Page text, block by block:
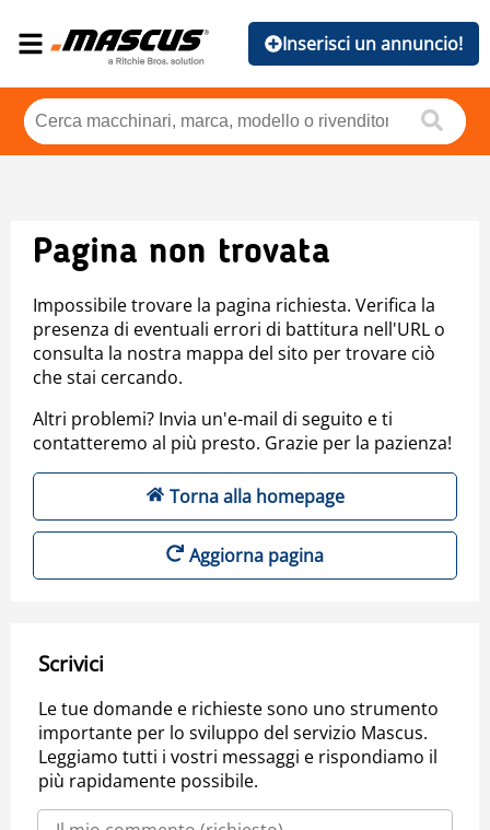
Inserisci un annuncio!
Pagina non trovata
Impossibile trovare la pagina richiesta. Verifica la
presenza di eventuali errori di battitura nell'URL o
consulta la nostra mappa del sito per trovare ciò
che stai cercando.
Altri problemi? Invia un'e-mail di seguito e ti
contatteremo al più presto. Grazie per la pazienza!
Torna alla homepage
Aggiorna pagina
Scrivici
Le tue domande e richieste sono uno strumento
importante per lo sviluppo del servizio Mascus.
Leggiamo tutti i vostri messaggi e rispondiamo il
più rapidamente possibile.